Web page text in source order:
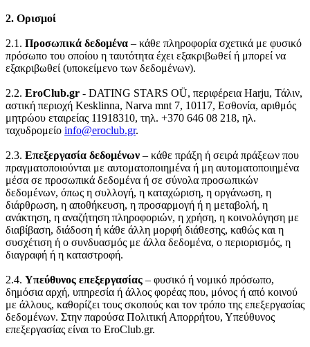
2. Ορισμοί
2.1. Προσωπικά δεδομένα – κάθε πληροφορία σχετικά με φυσικό
πρόσωπο του οποίου η ταυτότητα έχει εξακριβωθεί ή μπορεί να
εξακριβωθεί (υποκείμενο των δεδομένων).
2.2. EroClub.gr - DATING STARS OÜ, περιφέρεια Harju, Τάλιν,
αστική περιοχή Kesklinna, Narva mnt 7, 10117, Εσθονία, αριθμός
μητρώου εταιρείας 11918310, τηλ. +370 646 08 218, ηλ.
ταχυδρομείο info@eroclub.gr.
2.3. Επεξεργασία δεδομένων – κάθε πράξη ή σειρά πράξεων που
πραγματοποιούνται με αυτοματοποιημένα ή μη αυτοματοποιημένα
μέσα σε προσωπικά δεδομένα ή σε σύνολα προσωπικών
δεδομένων, όπως η συλλογή, η καταχώριση, η οργάνωση, η
διάρθρωση, η αποθήκευση, η προσαρμογή ή η μεταβολή, η
ανάκτηση, η αναζήτηση πληροφοριών, η χρήση, η κοινολόγηση με
διαβίβαση, διάδοση ή κάθε άλλη μορφή διάθεσης, καθώς και η
συσχέτιση ή ο συνδυασμός με άλλα δεδομένα, ο περιορισμός, η
διαγραφή ή η καταστροφή.
2.4. Υπεύθυνος επεξεργασίας – φυσικό ή νομικό πρόσωπο,
δημόσια αρχή, υπηρεσία ή άλλος φορέας που, μόνος ή από κοινού
με άλλους, καθορίζει τους σκοπούς και τον τρόπο της επεξεργασίας
δεδομένων. Στην παρούσα Πολιτική Απορρήτου, Υπεύθυνος
επεξεργασίας είναι το EroClub.gr.